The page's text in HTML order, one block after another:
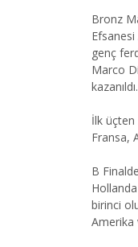
Bronz
genç
Marco
kazanıldı.
İlk üçten
Fransa,
B
birinci
Amerika